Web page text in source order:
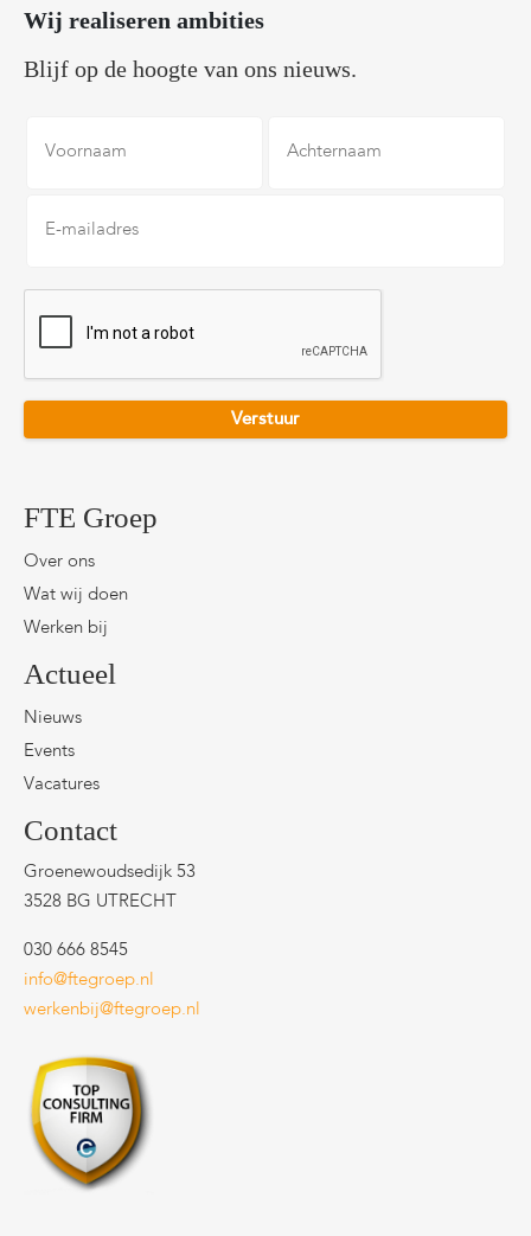
Wij realiseren ambities
Blijf op de hoogte van ons nieuws.
mailadres *
FTE Groep
Over ons
Wat wij doen
Werken bij
Actueel
Nieuws
Events
Vacatures
Contact
Groenewoudsedijk 53
3528 BG UTRECHT
030 666 8545
info@ftegroep.nl
werkenbij@ftegroep.nl